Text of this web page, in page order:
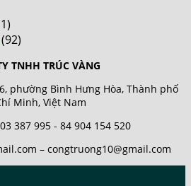
(92)
TNHH TRÚC VÀNG
phường Bình Hưng Hòa, Thành phố
Minh, Việt Nam
387 995 - 84 904 154 520
– congtruong10@gmail.com